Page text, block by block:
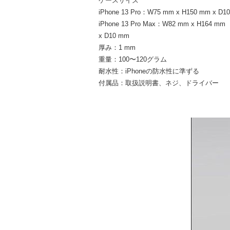
iPhone 13 Pro：W75 mm x H150 mm x
iPhone 13 Pro Max：W82 mm x H164 mm
x D10 mm
厚み：1 mm
重量：100〜120グラム
耐水性：iPhoneの防水性に準ずる
付属品：取扱説明書、ネジ、ドライバー